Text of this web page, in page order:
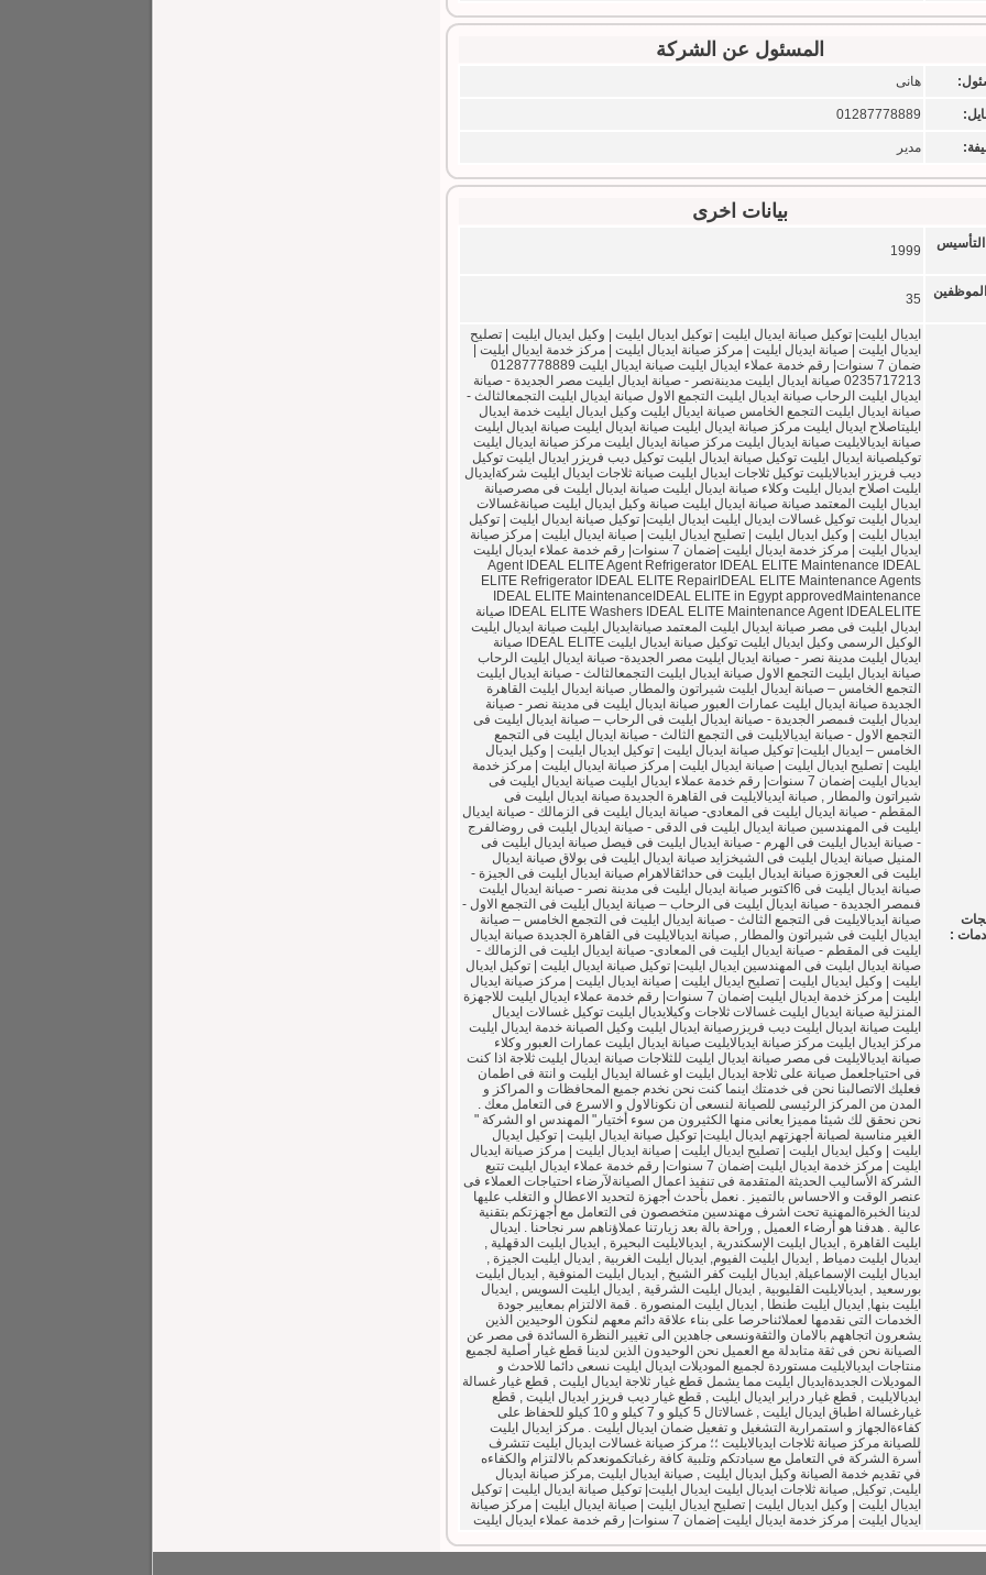
المسئول عن الشركة
هانى
01287778889
مدير
بيانات اخرى
1999
35
:
ايديال ايليت| توكيل صيانة ايديال ايليت | توكيل ايديال ايليت | وكيل ايديال ايليت | تصليح
ايديال ايليت | صيانة ايديال ايليت | مركز صيانة ايديال ايليت | مركز خدمة ايديال ايليت |
ضمان 7 سنوات| رقم خدمة عملاء ايديال ايليت صيانة ايديال ايليت 01287778889
0235717213 صيانة ايديال ايليت مدينةنصر - صيانة ايديال ايليت مصر الجديدة - صيانة
ايديال ايليت الرحاب صيانة ايديال ايليت التجمع الاول صيانة ايديال ايليت التجمعالثالث -
صيانة ايديال ايليت التجمع الخامس صيانة ايديال ايليت وكيل ايديال ايليت خدمة ايديال
ايليتاصلاح ايديال ايليت مركز صيانة ايديال ايليت صيانة ايديال ايليت صيانة ايديال ايليت
صيانة ايديالايليت صيانة ايديال ايليت مركز صيانة ايديال ايليت مركز صيانة ايديال ايليت
توكيلصيانة ايديال ايليت توكيل صيانة ايديال ايليت توكيل ديب فريزر ايديال ايليت توكيل
ديب فريزر ايديالايليت توكيل ثلاجات ايديال ايليت صيانة ثلاجات ايديال ايليت شركةايديال
ايليت اصلاح ايديال ايليت وكلاء صيانة ايديال ايليت صيانة ايديال ايليت فى مصرصيانة
ايديال ايليت المعتمد صيانة صيانة ايديال ايليت صيانة وكيل ايديال ايليت صيانةغسالات
ايديال ايليت توكيل غسالات ايديال ايليت ايديال ايليت| توكيل صيانة ايديال ايليت | توكيل
ايديال ايليت | وكيل ايديال ايليت | تصليح ايديال ايليت | صيانة ايديال ايليت | مركز صيانة
ايديال ايليت | مركز خدمة ايديال ايليت |ضمان 7 سنوات| رقم خدمة عملاء ايديال ايليت
Agent IDEAL ELITE Agent Refrigerator IDEAL ELITE Maintenance IDEAL
ELITE Refrigerator IDEAL ELITE RepairIDEAL ELITE Maintenance Agents
IDEAL ELITE MaintenanceIDEAL ELITE in Egypt approvedMaintenance
IDEAL ELITE Washers IDEAL ELITE Maintenance Agent IDEALELITE صيانة
ايديال ايليت فى مصر صيانة ايديال ايليت المعتمد صيانةايديال ايليت صيانة ايديال ايليت
الوكيل الرسمى وكيل ايديال ايليت توكيل صيانة ايديال ايليت IDEAL ELITE صيانة
ايديال ايليت مدينة نصر - صيانة ايديال ايليت مصر الجديدة- صيانة ايديال ايليت الرحاب
صيانة ايديال ايليت التجمع الاول صيانة ايديال ايليت التجمعالثالث - صيانة ايديال ايليت
التجمع الخامس – صيانة ايديال ايليت شيراتون والمطار, صيانة ايديال ايليت القاهرة
الجديدة صيانة ايديال ايليت عمارات العبور صيانة ايديال ايليت فى مدينة نصر - صيانة
ايديال ايليت فىمصر الجديدة - صيانة ايديال ايليت فى الرحاب – صيانة ايديال ايليت فى
التجمع الاول - صيانة ايديالايليت فى التجمع الثالث - صيانة ايديال ايليت فى التجمع
الخامس – ايديال ايليت| توكيل صيانة ايديال ايليت | توكيل ايديال ايليت | وكيل ايديال
ايليت | تصليح ايديال ايليت | صيانة ايديال ايليت | مركز صيانة ايديال ايليت | مركز خدمة
ايديال ايليت |ضمان 7 سنوات| رقم خدمة عملاء ايديال ايليت صيانة ايديال ايليت فى
شيراتون والمطار , صيانة ايديالايليت فى القاهرة الجديدة صيانة ايديال ايليت فى
المقطم - صيانة ايديال ايليت فى المعادى- صيانة ايديال ايليت فى الزمالك - صيانة ايديال
ايليت فى المهندسين صيانة ايديال ايليت فى الدقى - صيانة ايديال ايليت فى روضالفرج
- صيانة ايديال ايليت فى الهرم - صيانة ايديال ايليت فى فيصل صيانة ايديال ايليت فى
المنيل صيانة ايديال ايليت فى الشيخزايد صيانة ايديال ايليت فى بولاق صيانة ايديال
ايليت فى العجوزة صيانة ايديال ايليت فى حدائقالاهرام صيانة ايديال ايليت فى الجيزة -
صيانة ايديال ايليت فى 6اكتوبر صيانة ايديال ايليت فى مدينة نصر - صيانة ايديال ايليت
فىمصر الجديدة - صيانة ايديال ايليت فى الرحاب – صيانة ايديال ايليت فى التجمع الاول -
صيانة ايديالايليت فى التجمع الثالث - صيانة ايديال ايليت فى التجمع الخامس – صيانة
ايديال ايليت فى شيراتون والمطار , صيانة ايديالايليت فى القاهرة الجديدة صيانة ايديال
ايليت فى المقطم - صيانة ايديال ايليت فى المعادى- صيانة ايديال ايليت فى الزمالك -
صيانة ايديال ايليت فى المهندسين ايديال ايليت| توكيل صيانة ايديال ايليت | توكيل ايديال
ايليت | وكيل ايديال ايليت | تصليح ايديال ايليت | صيانة ايديال ايليت | مركز صيانة ايديال
ايليت | مركز خدمة ايديال ايليت |ضمان 7 سنوات| رقم خدمة عملاء ايديال ايليت للاجهزة
المنزلية صيانة ايديال ايليت غسالات ثلاجات وكيلايديال ايليت توكيل غسالات ايديال
ايليت صيانة ايديال ايليت ديب فريزرصيانة ايديال ايليت وكيل الصيانة خدمة ايديال ايليت
مركز ايديال ايليت مركز صيانة ايديالايليت صيانة ايديال ايليت عمارات العبور وكلاء
صيانة ايديالايليت فى مصر صيانة ايديال ايليت للثلاجات صيانة ايديال ايليت ثلاجة اذا كنت
فى احتياجلعمل صيانة على ثلاجة ايديال ايليت او غسالة ايديال ايليت و انتة فى اطمان
فعليك الاتصالبنا نحن فى خدمتك اينما كنت نحن نخدم جميع المحافظات و المراكز و
المدن من المركز الرئيسى للصيانة لنسعى أن نكونالاول و الاسرع فى التعامل معك .
نحن نحقق لك شيئا مميزا يعانى منها الكثيرون من سوء أختيار" المهندس او الشركة "
الغير مناسبة لصيانة أجهزتهم ايديال ايليت| توكيل صيانة ايديال ايليت | توكيل ايديال
ايليت | وكيل ايديال ايليت | تصليح ايديال ايليت | صيانة ايديال ايليت | مركز صيانة ايديال
ايليت | مركز خدمة ايديال ايليت |ضمان 7 سنوات| رقم خدمة عملاء ايديال ايليت تتبع
الشركة الأساليب الحديثة المتقدمة فى تنفيذ اعمال الصيانةلآرضاء احتياجات العملاء فى
عنصر الوقت و الاحساس بالتميز . نعمل بأحدث أجهزة لتحديد الاعطال و التغلب عليها
لدينا الخبرةالمهنية تحت اشرف مهندسين متخصصون فى التعامل مع أجهزتكم بتقنية
عالية . هدفنا هو أرضاء العميل , وراحة بالة بعد زيارتنا عملاؤناهم سر نجاحنا . ايديال
ايليت القاهرة , ايديال ايليت الإسكندرية , ايديالايليت البحيرة , ايديال ايليت الدقهلية ,
ايديال ايليت دمياط , ايديال ايليت الفيوم, ايديال ايليت الغربية , ايديال ايليت الجيزة ,
ايديال ايليت الإسماعيلة, ايديال ايليت كفر الشيخ , ايديال ايليت المنوفية , ايديال ايليت
بورسعيد , ايديالايليت القليوبية , ايديال ايليت الشرقية , ايديال ايليت السويس , ايديال
ايليت بنها, ايديال ايليت طنطا , ايديال ايليت المنصورة . قمة الالتزام بمعايير جودة
الخدمات التى نقدمها لعملائناحرصا على بناء علاقة دائم معهم لنكون الوحيدين الذين
يشعرون اتجاههم بالامان والثقةونسعى جاهدين الى تغيير النظرة السائدة فى مصر عن
الصيانة نحن فى ثقة متابدلة مع العميل نحن الوحيدون الذين لدينا قطع غيار أصلية لجميع
منتاجات ايديالايليت مستوردة لجميع الموديلات ايديال ايليت نسعى دائما للاحدث و
الموديلات الجديدةايديال ايليت مما يشمل قطع غيار ثلاجة ايديال ايليت , قطع غيار غسالة
ايديالايليت , قطع غيار دراير ايديال ايليت , قطع غيار ديب فريزر ايديال ايليت , قطع
غيارغسالة اطباق ايديال ايليت , غسالاتال 5 كيلو و 7 كيلو و 10 كيلو للحفاظ على
كفاءةالجهاز و استمرارية التشغيل و تفعيل ضمان ايديال ايليت . مركز ايديال ايليت
للصيانة مركز صيانة ثلاجات ايديالايليت ؛؛ مركز صيانة غسالات ايديال ايليت تتشرف
أسرة الشركة في التعامل مع سيادتكم وتلبية كافة رغباتكمونعدكم بالالتزام والكفاءه
في تقديم خدمة الصيانة وكيل ايديال ايليت , صيانة ايديال ايليت ,مركز صيانة ايديال
ايليت, توكيل, صيانة ثلاجات ايديال ايليت ايديال ايليت| توكيل صيانة ايديال ايليت | توكيل
ايديال ايليت | وكيل ايديال ايليت | تصليح ايديال ايليت | صيانة ايديال ايليت | مركز صيانة
ايديال ايليت | مركز خدمة ايديال ايليت |ضمان 7 سنوات| رقم خدمة عملاء ايديال ايليت